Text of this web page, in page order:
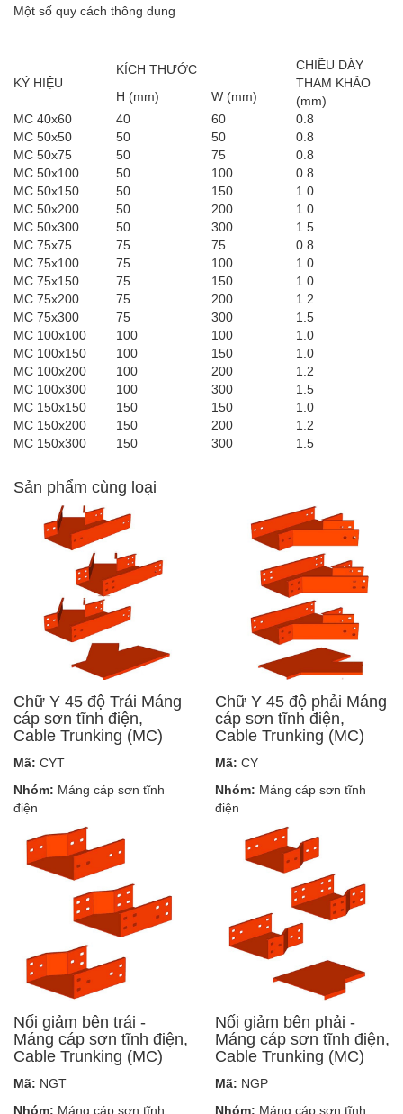
Một số quy cách thông dụng
KÝ HIỆU
KÍCH THƯỚC
CHIỀU DÀY
THAM KHẢO
(mm)
H (mm)
W (mm)
MC 40x60
40 60
0.8
MC 50x50
50 50
0.8
MC 50x75
50 75
0.8
MC 50x100
50 100
0.8
MC 50x150
50 150
1.0
MC 50x200
50 200
1.0
MC 50x300
50 300
1.5
MC 75x75
75 75
0.8
MC 75x100
75 100
1.0
MC 75x150
75 150
1.0
MC 75x200
75 200
1.2
MC 75x300
75 300
1.5
MC 100x100
100 100
1.0
MC 100x150
100 150
1.0
MC 100x200
100 200
1.2
MC 100x300
100 300
1.5
MC 150x150
150 150
1.0
MC 150x200
150 200
1.2
MC 150x300
150 300 1.5
Sản phẩm cùng loại
Chữ Y 45 độ Trái Máng
cáp sơn tĩnh điện,
Cable Trunking (MC)
Mã: CYT
Nhóm: Máng cáp sơn tĩnh
điện
Chữ Y 45 độ phải Máng
cáp sơn tĩnh điện,
Cable Trunking (MC)
Mã: CY
Nhóm: Máng cáp sơn tĩnh
điện
Nối giảm bên trái -
Máng cáp sơn tĩnh điện,
Cable Trunking (MC)
Mã: NGT
Nhóm: Máng cáp sơn tĩnh
Nối giảm bên phải -
Máng cáp sơn tĩnh điện,
Cable Trunking (MC)
Mã: NGP
Nhóm: Máng cáp sơn tĩnh